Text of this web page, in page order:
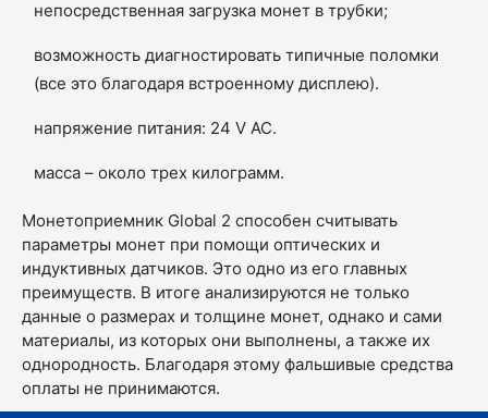
непосредственная загрузка монет в трубки;
возможность диагностировать типичные поломки
(все это благодаря встроенному дисплею).
напряжение питания: 24 V AC.
масса – около трех килограмм.
Монетоприемник Global 2 способен считывать
параметры монет при помощи оптических и
индуктивных датчиков. Это одно из его главных
преимуществ. В итоге анализируются не только
данные о размерах и толщине монет, однако и сами
материалы, из которых они выполнены, а также их
однородность. Благодаря этому фальшивые средства
оплаты не принимаются.